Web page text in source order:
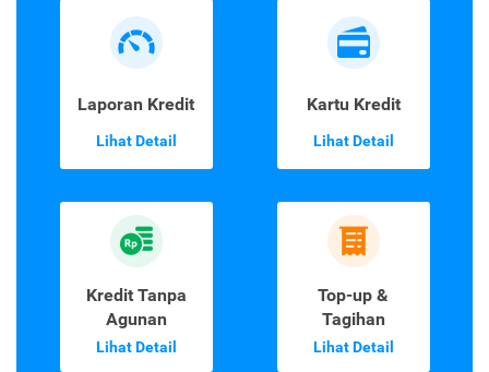
Laporan Kredit
Lihat Detail
Kartu Kredit
Lihat Detail
Kredit Tanpa
Agunan
Lihat Detail
Top-up &
Tagihan
Lihat Detail